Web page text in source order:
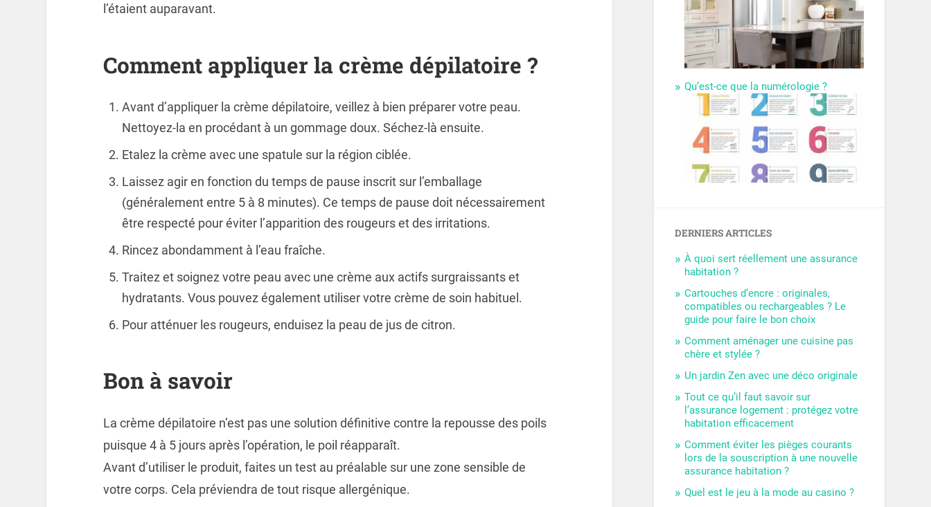
l’étaient auparavant.
Comment appliquer la crème dépilatoire ?
Avant d’appliquer la crème dépilatoire, veillez à bien préparer votre peau.
Nettoyez-la en procédant à un gommage doux. Séchez-là ensuite.
Etalez la crème avec une spatule sur la région ciblée.
Laissez agir en fonction du temps de pause inscrit sur l’emballage
(généralement entre 5 à 8 minutes). Ce temps de pause doit nécessairement
être respecté pour éviter l’apparition des rougeurs et des irritations.
Rincez abondamment à l’eau fraîche.
Traitez et soignez votre peau avec une crème aux actifs surgraissants et
hydratants. Vous pouvez également utiliser votre crème de soin habituel.
Pour atténuer les rougeurs, enduisez la peau de jus de citron.
Bon à savoir
La crème dépilatoire n’est pas une solution définitive contre la repousse des poils
puisque 4 à 5 jours après l’opération, le poil réapparaît.
Avant d’utiliser le produit, faites un test au préalable sur une zone sensible de
votre corps. Cela préviendra de tout risque allergénique.
Qu’est-ce que la numérologie ?
DERNIERS ARTICLES
À quoi sert réellement une assurance
habitation ?
Cartouches d’encre : originales,
compatibles ou rechargeables ? Le
guide pour faire le bon choix
Comment aménager une cuisine pas
chère et stylée ?
Un jardin Zen avec une déco originale
Tout ce qu’il faut savoir sur
l’assurance logement : protégez votre
habitation efficacement
Comment éviter les pièges courants
lors de la souscription à une nouvelle
assurance habitation ?
Quel est le jeu à la mode au casino ?